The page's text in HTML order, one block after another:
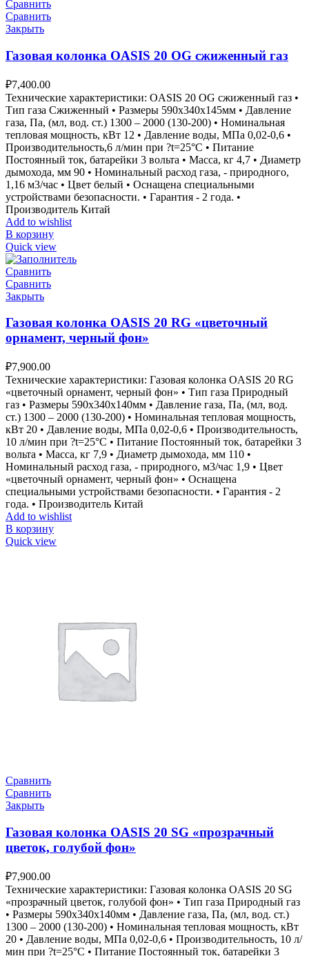
Сравнить
Сравнить
Закрыть
Газовая колонка OASIS 20 OG сжиженный газ
₽7,400.00
Технические характеристики: OASIS 20 OG сжиженный газ •
Тип газа Сжиженный • Размеры 590х340х145мм • Давление
газа, Па, (мл, вод. ст.) 1300 – 2000 (130-200) • Номинальная
тепловая мощность, кВт 12 • Давление воды, МПа 0,02-0,6 •
Производительность,6 л/мин при ?t=25°С • Питание
Постоянный ток, батарейки 3 вольта • Масса, кг 4,7 • Диаметр
дымохода, мм 90 • Номинальный расход газа, - природного,
1,16 м3/час • Цвет белый • Оснащена специальными
устройствами безопасности. • Гарантия - 2 года. •
Производитель Китай
Add to wishlist
В корзину
Quick view
Сравнить
Сравнить
Закрыть
Газовая колонка OASIS 20 RG «цветочный
орнамент, черный фон»
₽7,900.00
Технические характеристики: Газовая колонка OASIS 20 RG
«цветочный орнамент, черный фон» • Тип газа Природный
газ • Размеры 590х340х140мм • Давление газа, Па, (мл, вод.
ст.) 1300 – 2000 (130-200) • Номинальная тепловая мощность,
кВт 20 • Давление воды, МПа 0,02-0,6 • Производительность,
10 л/мин при ?t=25°С • Питание Постоянный ток, батарейки 3
вольта • Масса, кг 7,9 • Диаметр дымохода, мм 110 •
Номинальный расход газа, - природного, м3/час 1,9 • Цвет
«цветочный орнамент, черный фон» • Оснащена
специальными устройствами безопасности. • Гарантия - 2
года. • Производитель Китай
Add to wishlist
В корзину
Quick view
Сравнить
Сравнить
Закрыть
Газовая колонка OASIS 20 SG «прозрачный
цветок, голубой фон»
₽7,900.00
Технические характеристики: Газовая колонка OASIS 20 SG
«прозрачный цветок, голубой фон» • Тип газа Природный газ
• Размеры 590х340х140мм • Давление газа, Па, (мл, вод. ст.)
1300 – 2000 (130-200) • Номинальная тепловая мощность, кВт
20 • Давление воды, МПа 0,02-0,6 • Производительность, 10 л/
мин при ?t=25°С • Питание Постоянный ток, батарейки 3